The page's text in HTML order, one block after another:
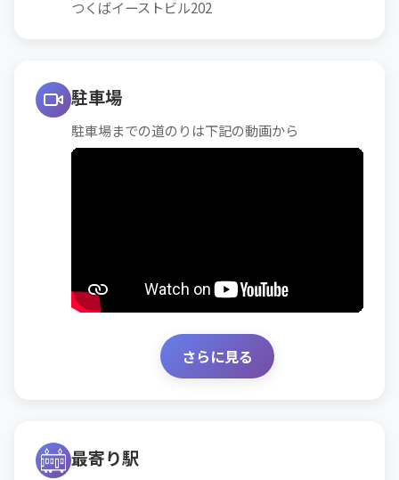
つくばイーストビル202
駐車場
駐車場までの道のりは下記の動画から
さらに見る
最寄り駅